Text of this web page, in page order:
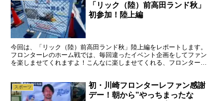
「リック（陸）前高田ランド秋」
初参加！陸上編
今回は、「リック（陸）前高田ランド秋」陸上編をレポートします。
フロンターレのホーム戦では、毎回違ったイベント企画をしてファン
を楽しませてくれますよ！こんなに楽しませてくれる、フロンターレ
スポーツ
初・川崎フロンターレファン感謝
デー！朝から”やっちまったな